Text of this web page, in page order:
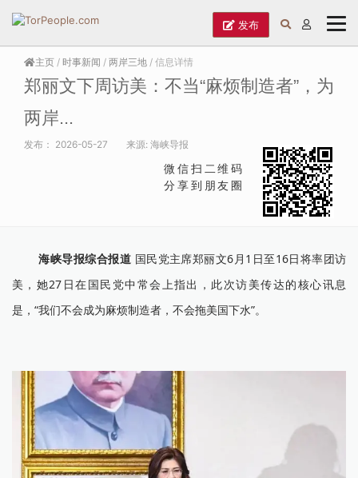
发布
主页 / 时事新闻 / 两岸三地 / 信息详情
郑丽文下周访美：不当“麻烦制造者”，为
两岸...
发布： 2026-05-27 来源: 海峡导报
微信扫二维码
分享到朋友圈
海峡导报综合报道 国民党主席郑丽文6月1日至16日将率团访
美，她27日在国民党中常会上指出，此次访美传达的核心讯息
是，“我们不会成为麻烦制造者，不会拖美国下水”。